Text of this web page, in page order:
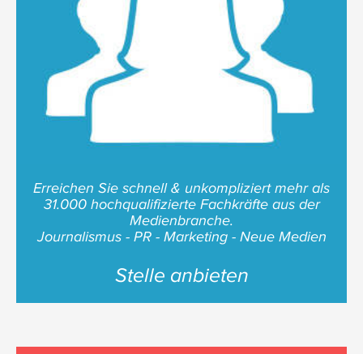
Erreichen Sie schnell & unkompliziert mehr als
31.000 hochqualifizierte Fachkräfte aus der
Medienbranche.
Journalismus - PR - Marketing - Neue Medien
Stelle anbieten